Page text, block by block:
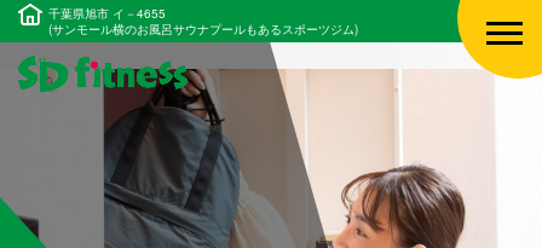
千葉県旭市 イ－4655
(サンモール横のお風呂サウナプールもあるスポーツジム)